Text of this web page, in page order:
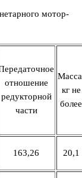
мотор-
отношение
редукторной
части
кг не
более
163,26 20,1